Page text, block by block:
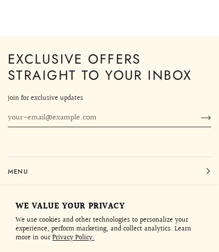
WE VALUE YOUR PRIVACY
We use cookies and other technologies to personalize your
experience, perform marketing, and collect analytics. Learn
more in ourPrivacy Policy.
EXCLUSIVE OFFERS
STRAIGHT TO YOUR INBOX
join for exclusive updates
MENU
LEGAL
CONTACT